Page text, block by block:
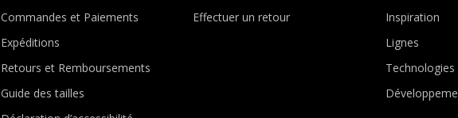
Commandes et Paiements
Expéditions
Retours et Remboursements
Guide des tailles
Effectuer un retour
Inspiration
Lignes
Technologies